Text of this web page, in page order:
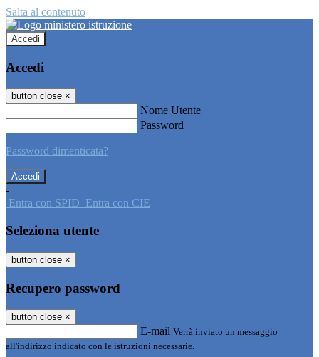
Salta al contenuto
Accedi
Accedi
button close ×
Nome Utente
Password
Password dimenticata?
-
Entra con SPID Entra con CIE
Seleziona utente
button close ×
Recupero password
button close ×
E-mail Verrà inviato un messaggio
all'indirizzo indicato con le istruzioni necessarie.